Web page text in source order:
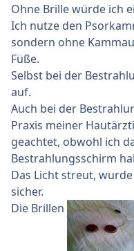
Ohne Brille würde ich
Ich nutze den
sondern ohne
Füße.
Selbst bei der
auf.
Auch bei der
Praxis meiner
geachtet, obwohl ich
Bestrahlungsschirm
Das Licht streut,
sicher.
Die Brillen